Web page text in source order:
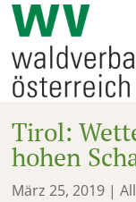
Tirol:
hohen
März 25, 2019 |